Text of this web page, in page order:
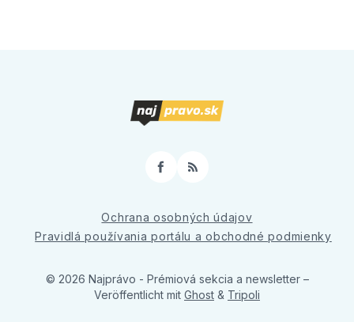
Facebook
RSS
Ochrana osobných údajov
Pravidlá používania portálu a obchodné podmienky
© 2026 Najprávo - Prémiová sekcia a newsletter –
Veröffentlicht mit Ghost & Tripoli